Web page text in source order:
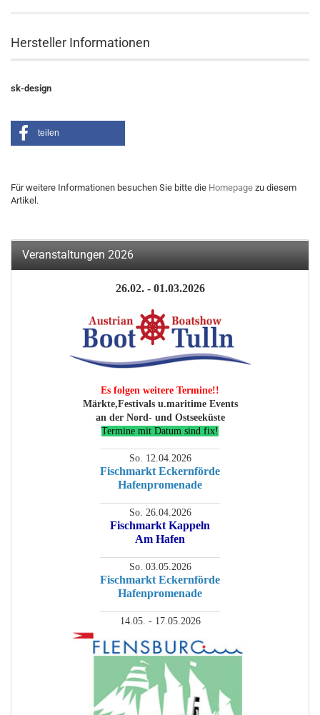
Hersteller Informationen
sk-design
teilen
Für weitere Informationen besuchen Sie bitte die Homepage zu diesem
Artikel.
Veranstaltungen 2026
26.02. - 01.03.2026
Es folgen weitere Termine!!
Märkte,Festivals u.maritime Events
an der Nord- und Ostseeküste
Termine mit Datum sind fix!
So. 12.04.2026
Fischmarkt Eckernförde
Hafenpromenade
So. 26.04.2026
Fischmarkt Kappeln
Am Hafen
So. 03.05.2026
Fischmarkt Eckernförde
Hafenpromenade
14.05. - 17.05.2026